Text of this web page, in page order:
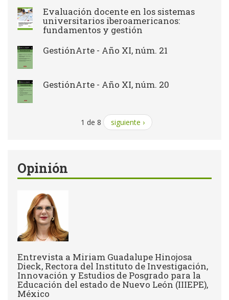
Evaluación docente en los sistemas
universitarios iberoamericanos:
fundamentos y gestión
GestiónArte - Año XI, núm. 21
GestiónArte - Año XI, núm. 20
1 de 8 siguiente ›
Opinión
Entrevista a Miriam Guadalupe Hinojosa
Dieck, Rectora del Instituto de Investigación,
Innovación y Estudios de Posgrado para la
Educación del estado de Nuevo León (IIIEPE),
México